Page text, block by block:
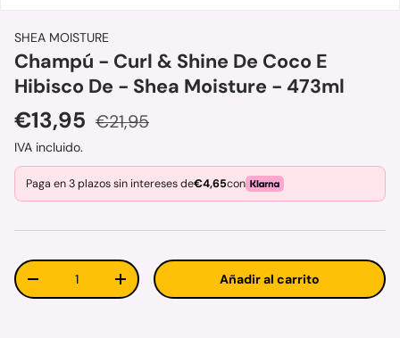
SHEA MOISTURE
Champú - Curl & Shine De Coco E
Hibisco De - Shea Moisture - 473ml
Precio de venta
€13,95 Precio normal
€21,95
IVA incluido.
Paga en 3 plazos sin intereses de€4,65con
Cant.
Disminuir cantidadAumentar la cantidadAñadir al carrito